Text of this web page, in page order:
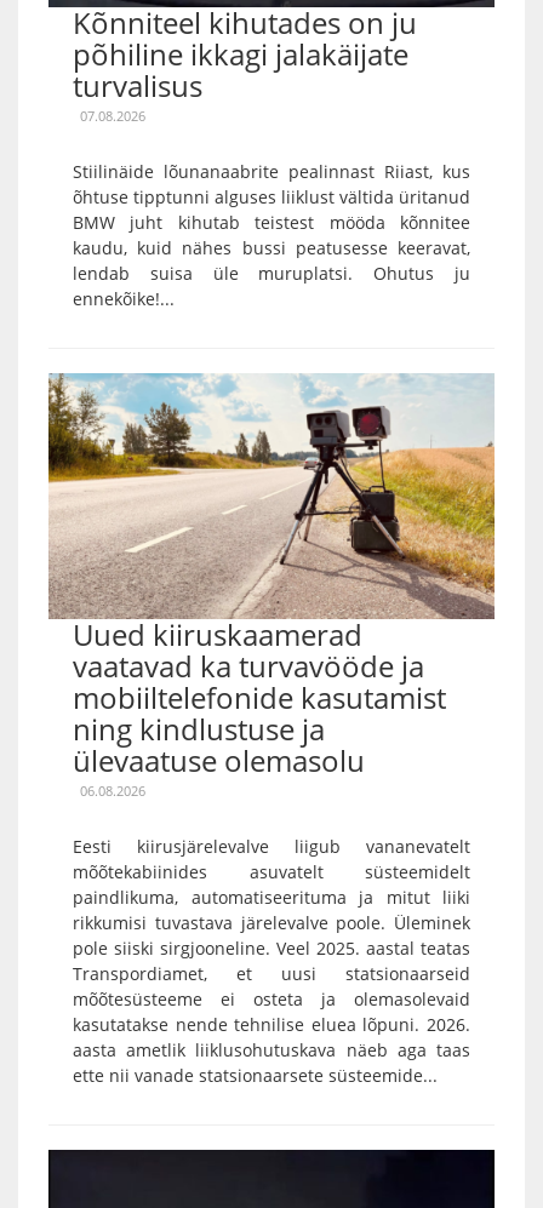
Kõnniteel kihutades on ju
põhiline ikkagi jalakäijate
turvalisus
07.08.2026
Stiilinäide lõunanaabrite pealinnast Riiast, kus
õhtuse tipptunni alguses liiklust vältida üritanud
BMW juht kihutab teistest mööda kõnnitee
kaudu, kuid nähes bussi peatusesse keeravat,
lendab suisa üle muruplatsi. Ohutus ju
ennekõike!...
Uued kiiruskaamerad
vaatavad ka turvavööde ja
mobiiltelefonide kasutamist
ning kindlustuse ja
ülevaatuse olemasolu
06.08.2026
Eesti kiirusjärelevalve liigub vananevatelt
mõõtekabiinides asuvatelt süsteemidelt
paindlikuma, automatiseerituma ja mitut liiki
rikkumisi tuvastava järelevalve poole. Üleminek
pole siiski sirgjooneline. Veel 2025. aastal teatas
Transpordiamet, et uusi statsionaarseid
mõõtesüsteeme ei osteta ja olemasolevaid
kasutatakse nende tehnilise eluea lõpuni. 2026.
aasta ametlik liiklusohutuskava näeb aga taas
ette nii vanade statsionaarsete süsteemide...